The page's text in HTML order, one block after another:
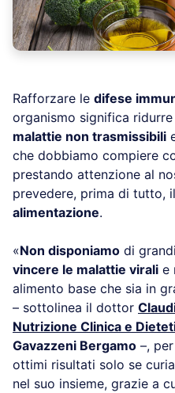
Rafforzare le difese
organismo significa
malattie non trasmissibili
che dobbiamo compiere
prestando attenzione al
prevedere, prima di tutto,
alimentazione.
«Non disponiamo di
vincere le malattie virali e
alimento base che sia in
– sottolinea il dottor
Nutrizione Clinica e
Gavazzeni Bergamo –,
ottimi risultati solo se
nel suo insieme, grazie a